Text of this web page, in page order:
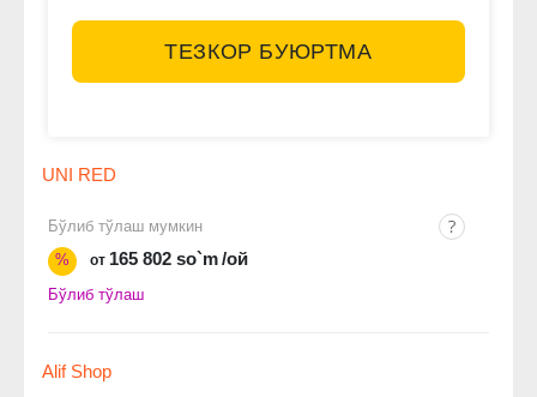
ТЕЗКОР БУЮРТМА
UNI RED
Бўлиб тўлаш мумкин
%
от 165 802 so`m/ой
Бўлиб тўлаш
Alif Shop